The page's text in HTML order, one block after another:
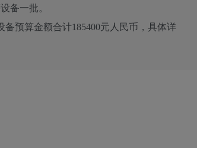
备一批。
预算金额合计185400元人民币，具体详